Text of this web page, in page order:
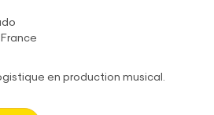
en production musical.